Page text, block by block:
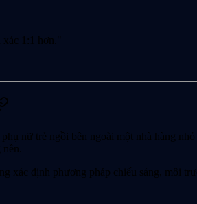
xác 1:1 hơn."
nữ trẻ ngồi bên ngoài một nhà hàng
xác định phương pháp chiếu sáng, môi